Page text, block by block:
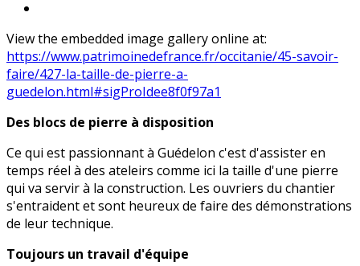
View the embedded image gallery online at:
https://www.patrimoinedefrance.fr/occitanie/45-savoir-
faire/427-la-taille-de-pierre-a-
guedelon.html#sigProIdee8f0f97a1
Des blocs de pierre à disposition
Ce qui est passionnant à Guédelon c'est d'assister en
temps réel à des ateleirs comme ici la taille d'une pierre
qui va servir à la construction. Les ouvriers du chantier
s'entraident et sont heureux de faire des démonstrations
de leur technique.
Toujours un travail d'équipe